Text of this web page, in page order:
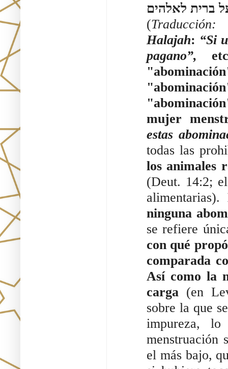
ברית לאלהים
(Traducción:
Halajah: “Si
pagano”,
mujer
estas
todas las
los animales
(Deut. 14:2;
alimentarias).
ninguna
se refiere
con qué
comparada
Así como la
carga (en
sobre la que
impureza,
menstruación
el más bajo,